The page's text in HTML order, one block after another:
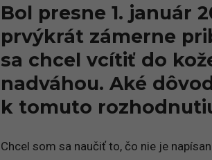
Bol presne 1. január
prvýkrát zámerne
sa chcel vcítiť do
nadváhou. Aké
k tomuto
Chcel som sa naučiť to, čo nie je